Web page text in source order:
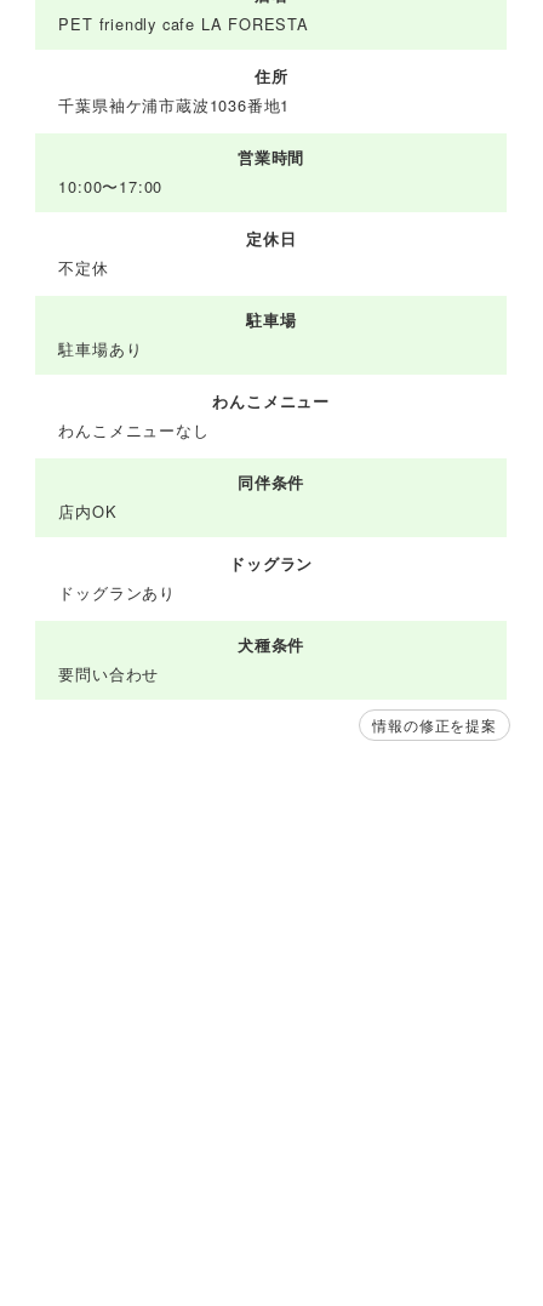
PET friendly cafe LA FORESTA
住所
千葉県袖ケ浦市蔵波1036番地1
営業時間
10:00〜17:00
定休日
不定休
駐車場
駐車場あり
わんこメニュー
わんこメニューなし
同伴条件
店内OK
ドッグラン
ドッグランあり
犬種条件
要問い合わせ
情報の修正を提案